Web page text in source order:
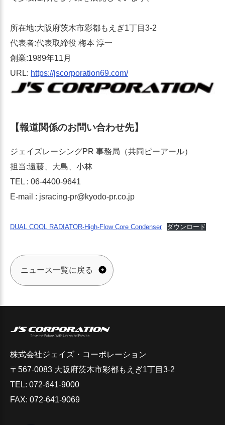
所在地:大阪府茨木市彩都もえぎ1丁目3-2
代表者:代表取締役 梅本 淳一
創業:1989年11月
URL: https://jscorporation69.com/
【報道関係のお問い合わせ先】
ジェイズレーシングPR 事務局（共同ピーアール）
担当:遠藤、大島、小林
TEL : 06-4400-9641
E-mail : jsracing-pr@kyodo-pr.co.jp
DUAL COOL RADIATOR-High-Flow Core Condenser ダウンロード
ニュース一覧に戻る
株式会社ジェイズ・コーポレーション
〒567-0083 大阪府茨木市彩都もえぎ1丁目3-2
TEL: 072-641-9000
FAX: 072-641-9069